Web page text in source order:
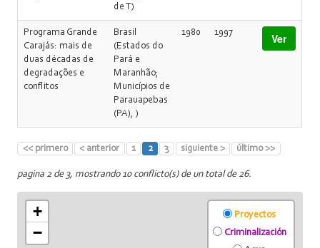
de T)
Programa Grande
Carajás: mais de
duas décadas de
degradações e
conflitos
Brasil
(Estados do
Pará e
Maranhão;
Municípios de
Parauapebas
(PA), )
1980 1997 Ver
<< primero < anterior 1 2 3 siguiente > último >>
pagina 2 de 3, mostrando 10 conflicto(s) de un total de 26.
+
−
Proyectos
Criminalización